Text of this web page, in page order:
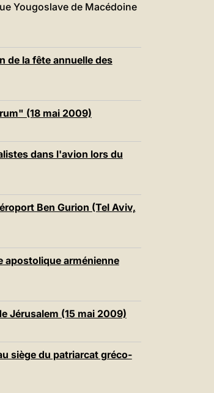
Yougoslave de Macédoine
de la fête annuelle des
(18 mai 2009)
dans l'avion lors du
Ben Gurion (Tel Aviv,
apostolique arménienne
Jérusalem (15 mai 2009)
siège du patriarcat gréco-